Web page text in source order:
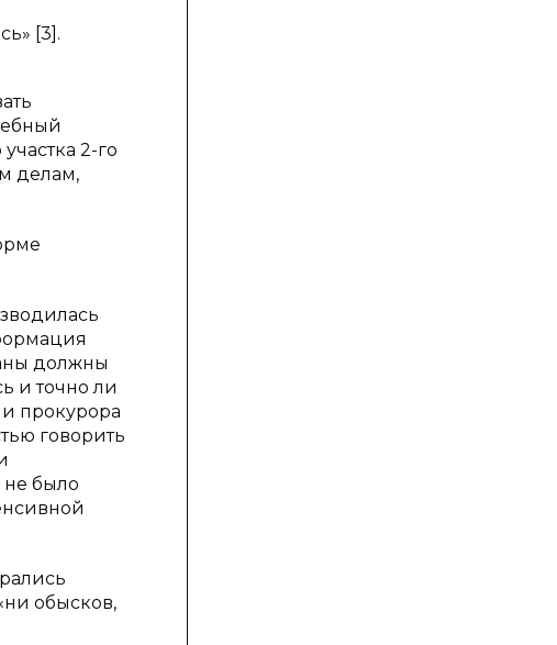
[3].
2-го
делам,
должны
и точно ли
прокурора
говорить
не было
обысков,